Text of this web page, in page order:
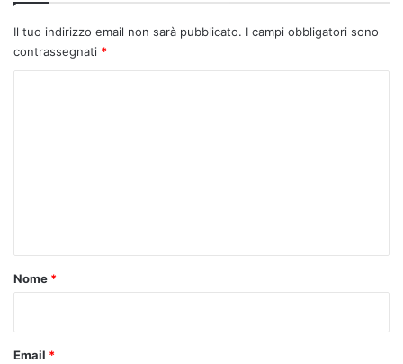
Il tuo indirizzo email non sarà pubblicato. I campi obbligatori sono
contrassegnati *
o
Nome *
Email *